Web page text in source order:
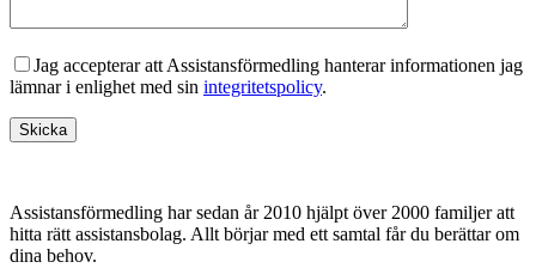
Jag accepterar att Assistansförmedling hanterar informationen jag
lämnar i enlighet med sin integritetspolicy.
Assistansförmedling har sedan år 2010 hjälpt över 2000 familjer att
hitta rätt assistansbolag. Allt börjar med ett samtal får du berättar om
dina behov.